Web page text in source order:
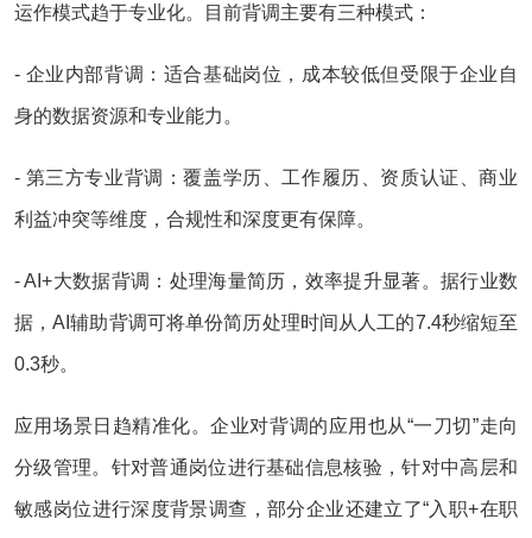
运作模式趋于专业化。目前背调主要有三种模式：
- 企业内部背调：适合基础岗位，成本较低但受限于企业自
身的数据资源和专业能力。
- 第三方专业背调：覆盖学历、工作履历、资质认证、商业
利益冲突等维度，合规性和深度更有保障。
- AI+大数据背调：处理海量简历，效率提升显著。据行业数
据，AI辅助背调可将单份简历处理时间从人工的7.4秒缩短至
0.3秒。
应用场景日趋精准化。企业对背调的应用也从“一刀切”走向
分级管理。针对普通岗位进行基础信息核验，针对中高层和
敏感岗位进行深度背景调查，部分企业还建立了“入职+在职